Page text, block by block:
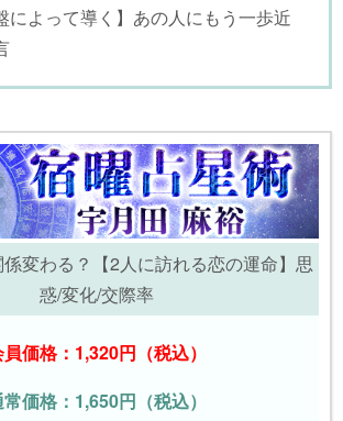
によって導く】あの人にもう一歩近
変わる？【2人に訪れる恋の運命】思
惑/変化/交際率
価格：1,320円（税込）
価格：1,650円（税込）